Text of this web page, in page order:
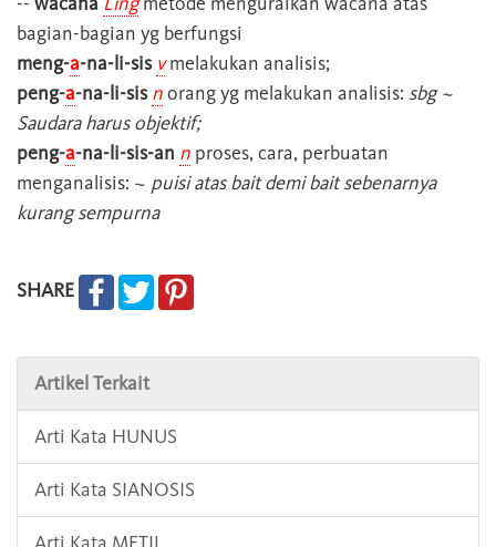
bagian-bagian yg berfungsi
meng-a-na-li-sis vmelakukan analisis;
peng-a-na-li-sis norang yg melakukan analisis: sbg ~
Saudara harus objektif;
peng-a-na-li-sis-an n proses, cara, perbuatan
menganalisis: ~ puisi atas bait demi bait sebenarnya
kurang sempurna
SHARE
Artikel Terkait
Arti Kata HUNUS
Arti Kata SIANOSIS